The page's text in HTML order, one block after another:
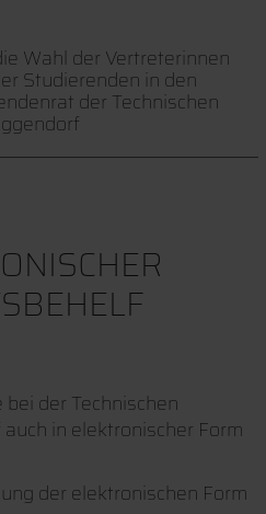
Wahl der Vertreterinnen
Studierenden in den
der Technischen
der Technischen
in elektronischer Form
der elektronischen Form